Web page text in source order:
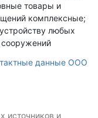
товары и
комплексные;
любых
данные ООО
источников и